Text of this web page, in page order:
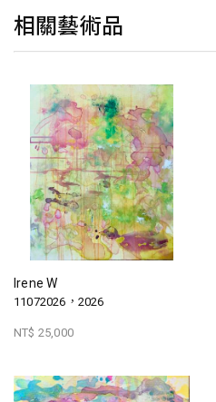
相關藝術品
Irene W
11072026，2026
NT$ 25,000